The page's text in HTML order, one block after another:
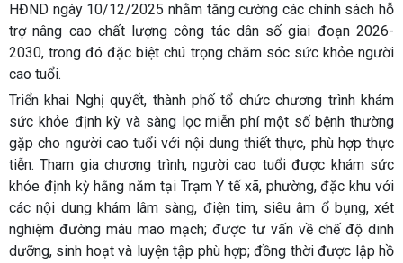
HĐND ngày 10/12/2025 nhằm tăng cường các chính sách hỗ
trợ nâng cao chất lượng công tác dân số giai đoạn 2026-
2030, trong đó đặc biệt chú trọng chăm sóc sức khỏe người
cao tuổi.
Triển khai Nghị quyết, thành phố tổ chức chương trình khám
sức khỏe định kỳ và sàng lọc miễn phí một số bệnh thường
gặp cho người cao tuổi với nội dung thiết thực, phù hợp thực
tiễn. Tham gia chương trình, người cao tuổi được khám sức
khỏe định kỳ hằng năm tại Trạm Y tế xã, phường, đặc khu với
các nội dung khám lâm sàng, điện tim, siêu âm ổ bụng, xét
nghiệm đường máu mao mạch; được tư vấn về chế độ dinh
dưỡng, sinh hoạt và luyện tập phù hợp; đồng thời được lập hồ